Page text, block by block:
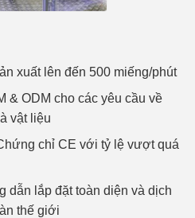
xuất lên đến 500 miếng/phút
& ODM cho các yêu cầu về
vật liệu
chỉ CE với tỷ lệ vượt quá
dẫn lắp đặt toàn diện và dịch
thế giới